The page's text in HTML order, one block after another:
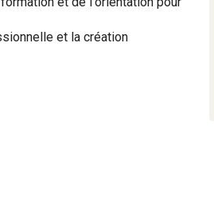
et la création